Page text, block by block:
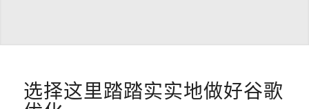
选择这里踏踏实实地做好谷歌